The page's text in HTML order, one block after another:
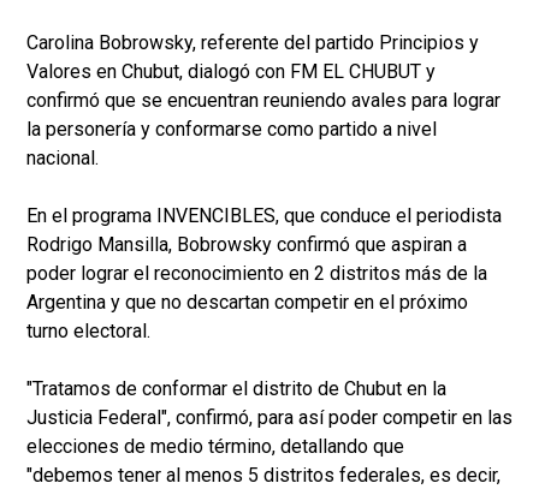
Carolina Bobrowsky, referente del partido Principios y
Valores en Chubut, dialogó con FM EL CHUBUT y
confirmó que se encuentran reuniendo avales para lograr
la personería y conformarse como partido a nivel
nacional.
En el programa INVENCIBLES, que conduce el periodista
Rodrigo Mansilla, Bobrowsky confirmó que aspiran a
poder lograr el reconocimiento en 2 distritos más de la
Argentina y que no descartan competir en el próximo
turno electoral.
"Tratamos de conformar el distrito de Chubut en la
Justicia Federal", confirmó, para así poder competir en las
elecciones de medio término, detallando que
"debemos tener al menos 5 distritos federales, es decir,